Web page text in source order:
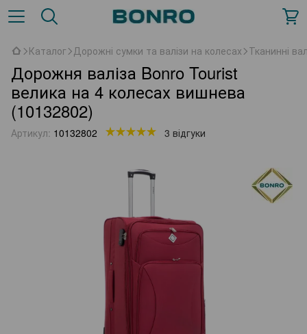
Каталог Дорожні сумки та валізи на колесах Тканинні
Дорожня валіза Bonro Tourist
велика на 4 колесах вишнева
(10132802)
Артикул: 10132802 3 відгуки